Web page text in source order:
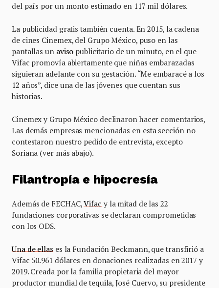
del país por un monto estimado en 117 mil dólares.
La publicidad gratis también cuenta. En 2015, la cadena
de cines Cinemex, del Grupo México, puso en las
pantallas un aviso publicitario de un minuto, en el que
Vifac promovía abiertamente que niñas embarazadas
siguieran adelante con su gestación. “Me embaracé a los
12 años”, dice una de las jóvenes que cuentan sus
historias.
Cinemex y Grupo México declinaron hacer comentarios,
Las demás empresas mencionadas en esta sección no
contestaron nuestro pedido de entrevista, excepto
Soriana (ver más abajo).
Filantropía e hipocresía
Además de FECHAC,Vifac y la mitad de las 22
fundaciones corporativas se declaran comprometidas
con los ODS.
Una de ellas es la Fundación Beckmann, que transfirió a
Vifac 50.961 dólares en donaciones realizadas en 2017 y
2019. Creada por la familia propietaria del mayor
productor mundial de tequila, José Cuervo, su presidente